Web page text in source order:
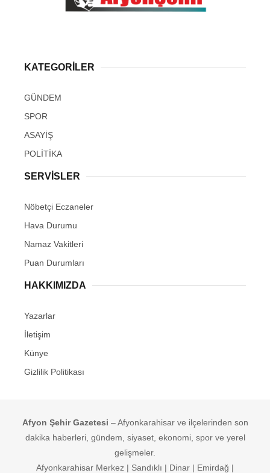
KATEGORİLER
GÜNDEM
SPOR
ASAYİŞ
POLİTİKA
SERVİSLER
Nöbetçi Eczaneler
Hava Durumu
Namaz Vakitleri
Puan Durumları
HAKKIMIZDA
Yazarlar
İletişim
Künye
Gizlilik Politikası
Afyon Şehir Gazetesi – Afyonkarahisar ve ilçelerinden son
dakika haberleri, gündem, siyaset, ekonomi, spor ve yerel
gelişmeler.
Afyonkarahisar Merkez | Sandıklı | Dinar | Emirdağ |